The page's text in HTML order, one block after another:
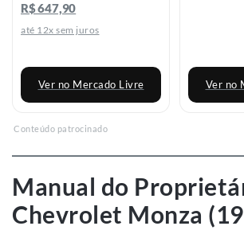
R$ 647,90
até 12x sem juros
Ver no Mercado Livre Ver no
Conteúdo patrocinado
Manual do
Chevrolet Monza